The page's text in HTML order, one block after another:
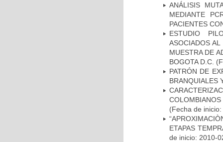
ANÁLISIS
MEDIANTE
PACIENTES
ESTUDIO
ASOCIADOS
MUESTRA DE
BOGOTA D.C.
PATRÓN DE
BRANQUIALES
(Fecha de
ETAPAS
de inicio: 2010-